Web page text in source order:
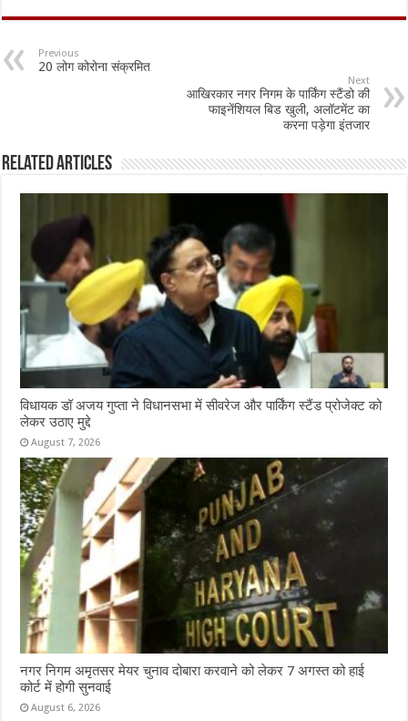
e
b
o
at
sA
p
ai ar
Previous
20 लोग कोरोना संक्रमित
Next
आखिरकार नगर निगम के पार्किंग स्टैंडो की
फाइनेंशियल बिड खुली, अलॉटमेंट का
करना पड़ेगा इंतजार
Related Articles
विधायक डॉ अजय गुप्ता ने विधानसभा में सीवरेज और पार्किंग स्टैंड प्रोजेक्ट को
लेकर उठाए मुद्दे
August 7, 2026
नगर निगम अमृतसर मेयर चुनाव दोबारा करवाने को लेकर 7 अगस्त को हाई
कोर्ट में होगी सुनवाई
August 6, 2026